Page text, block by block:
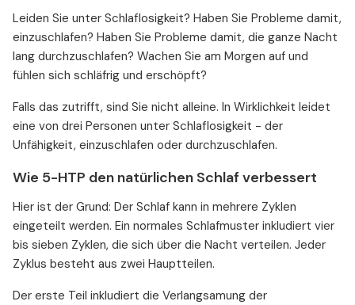
Leiden Sie unter Schlaflosigkeit? Haben Sie Probleme damit,
einzuschlafen? Haben Sie Probleme damit, die ganze Nacht
lang durchzuschlafen? Wachen Sie am Morgen auf und
fühlen sich schläfrig und erschöpft?
Falls das zutrifft, sind Sie nicht alleine. In Wirklichkeit leidet
eine von drei Personen unter Schlaflosigkeit - der
Unfähigkeit, einzuschlafen oder durchzuschlafen.
Wie 5-HTP den natürlichen Schlaf verbessert
Hier ist der Grund: Der Schlaf kann in mehrere Zyklen
eingeteilt werden. Ein normales Schlafmuster inkludiert vier
bis sieben Zyklen, die sich über die Nacht verteilen. Jeder
Zyklus besteht aus zwei Hauptteilen.
Der erste Teil inkludiert die Verlangsamung der